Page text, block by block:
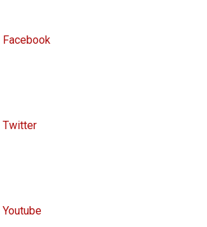
Facebook
Twitter
Youtube